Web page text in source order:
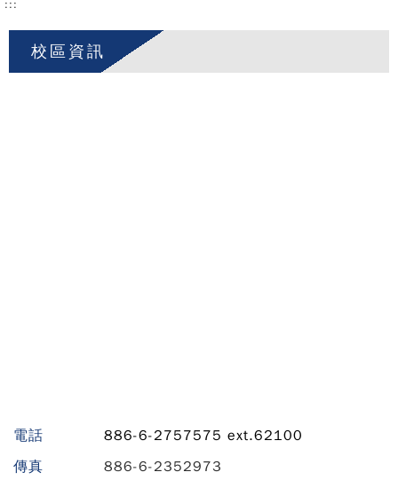
:::
校區資訊
電話
886-6-2757575 ext.62100
傳真
886-6-2352973